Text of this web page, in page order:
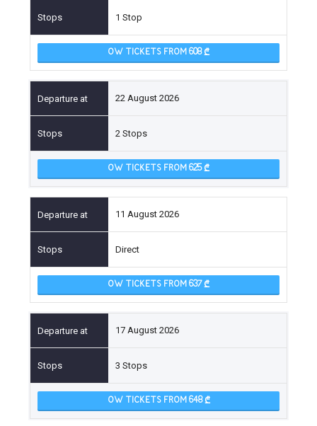
1 Stop
OW TICKETS FROM 608
22 August 2026
2 Stops
OW TICKETS FROM 625
11 August 2026
Direct
OW TICKETS FROM 637
17 August 2026
3 Stops
OW TICKETS FROM 648